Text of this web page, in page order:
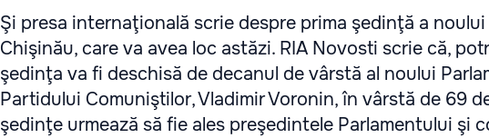
Şi presa internaţională scrie despre prima şedinţă a
Chişinău, care va avea loc astăzi. RIA Novosti scrie că,
şedinţa va fi deschisă de decanul de vârstă al noului
Partidului Comuniştilor, Vladimir Voronin, în vârstă de 69
şedinţe urmează să fie ales preşedintele Parlamentului şi